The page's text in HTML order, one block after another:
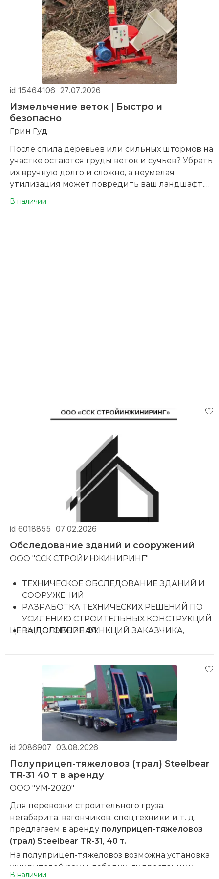
Облаку (Яндекс Диск, Google Диск итд открыв
доступ к архиву по ссылке-скопировать данную
ссылку и прислать для скачивания)! Или в
Телеграм.
id 15464106 27.07.2026
Измельчение веток | Быстро и
безопасно
Грин Гуд
После спила деревьев или сильных штормов на
участке остаются груды веток и сучьев? Убрать
их вручную долго и сложно, а неумелая
утилизация может повредить ваш ландшафт.
участков до крупных территорий.
- Полный комплекс услуг – спил деревьев,
Скидки на объем – выгодные условия при
Звоните или пишите – избавим вас от веток
быстро и без лишних хлопот!
В наличии
id 6018855 07.02.2026
Обследование зданий и сооружений
ООО "ССК СТРОЙИНЖИНИРИНГ"
ТЕХНИЧЕСКОЕ ОБСЛЕДОВАНИЕ ЗДАНИЙ И
СООРУЖЕНИЙ
РАЗРАБОТКА ТЕХНИЧЕСКИХ РЕШЕНИЙ ПО
УСИЛЕНИЮ СТРОИТЕЛЬНЫХ КОНСТРУКЦИЙ
ВЫПОЛНЕНИЕ ФУНКЦИЙ ЗАКАЗЧИКА,
ОПРЕДЕЛЕНИЕ СМЕТНОЙ СТОИМОСТИ
СТРОИТЕЛЬСТВА И СТОИМОСТИ
ОТДЕЛЬНЫХ ВИДОВ СТРОИТЕЛЬНО-
МОНТАЖНЫХ РАБОТ
КОНСУЛЬТАЦИОННЫЕ УСЛУГИ В
СТРОИТЕЛЬСТВЕ
ОПТИМИЗАЦИЯ (УДЕШЕВЛЕНИЕ) ГОТОВЫХ
ПРОЕКТНЫХ РЕШЕНИЙ
РАЗРАБОТКА И СОГЛАСОВАНИЕ ПРОЕКТОВ
ПЕРЕПЛАНИРОВКИ ЛЮБЫХ ПОМЕЩЕНИЙ
ИНЖИНИРИНГОВЫЕ УСЛУГИ ПРИ
ЖИЛЫХ ДОМОВ
ПРИЕМКА КВАРТИР ОТ ЗАСТРОЙЩИКА
(г.Молодечно, г.Минск)
ЦЕНА ДОГОВОРНАЯ.
id 2086907 03.08.2026
Полуприцеп-тяжеловоз (трал) Steelbear
TR-31 40 т в аренду
ООО "УМ-2020"
Для перевозки строительного груза,
негабарита, вагончиков, спецтехники и т. д.
предлагаем в аренду полуприцеп-тяжеловоз
(трал) Steelbear TR-31, 40 т.
На полуприцеп-тяжеловоз возможна установка
уширителей рамы, лебедки, гидростанции,
В наличии